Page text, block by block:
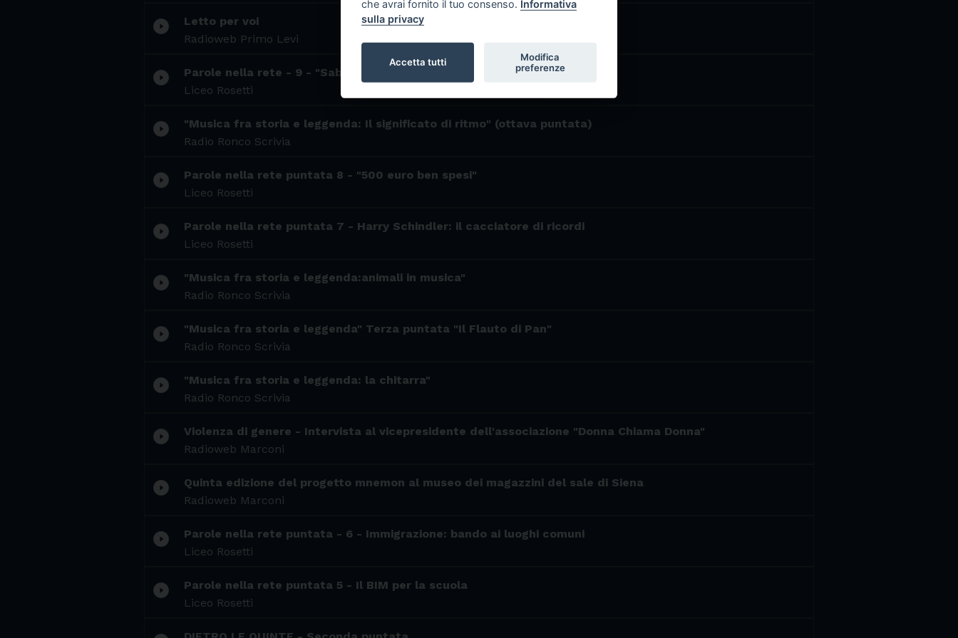
play_circle_filled
Letto per voi
Radioweb Primo Levi
play_circle_filled
Parole nella rete - 9 - "Sabato a scuola? Sì, grazie!"
Liceo Rosetti
play_circle_filled
"Musica fra storia e leggenda: Il significato di ritmo" (ottava puntata)
Radio Ronco Scrivia
play_circle_filled
Parole nella rete puntata 8 - "500 euro ben spesi"
Liceo Rosetti
play_circle_filled
Parole nella rete puntata 7 - Harry Schindler: il cacciatore di ricordi
Liceo Rosetti
play_circle_filled
"Musica fra storia e leggenda:animali in musica"
Radio Ronco Scrivia
play_circle_filled
"Musica fra storia e leggenda" Terza puntata "Il Flauto di Pan"
Radio Ronco Scrivia
play_circle_filled
"Musica fra storia e leggenda: la chitarra"
Radio Ronco Scrivia
play_circle_filled
Violenza di genere - Intervista al vicepresidente dell'associazione "Donna Chiama Donna"
Radioweb Marconi
play_circle_filled
Quinta edizione del progetto mnemon al museo dei magazzini del sale di Siena
Radioweb Marconi
play_circle_filled
Parole nella rete puntata - 6 - Immigrazione: bando ai luoghi comuni
Liceo Rosetti
play_circle_filled
Parole nella rete puntata 5 - Il BIM per la scuola
Liceo Rosetti
che avrai fornito il tuo consenso. Informativa
sulla privacy
Accetta tutti
Modifica
preferenze